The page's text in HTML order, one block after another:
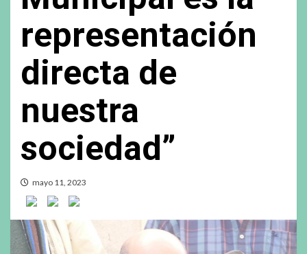
representación
directa de
nuestra
sociedad”
mayo 11, 2023